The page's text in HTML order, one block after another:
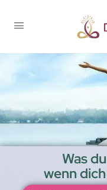
Was
wenn